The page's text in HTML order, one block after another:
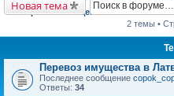
Перевозка вещей
Новая тема
2 темы •
Перевоз имущества в
Последнее сообщение
Ответы: 34